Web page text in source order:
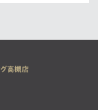
徒歩4分
Ｋ